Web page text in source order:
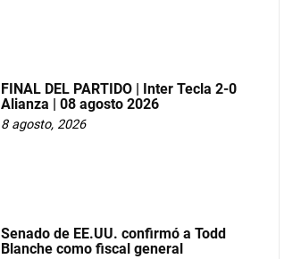
FINAL DEL PARTIDO | Inter Tecla 2-0
Alianza | 08 agosto 2026
8 agosto, 2026
Senado de EE.UU. confirmó a Todd
Blanche como fiscal general